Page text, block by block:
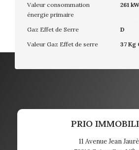
Valeur consommation
énergie primaire
261
Gaz Effet de Serre
D
Valeur Gaz Effet de serre
37 Kg
PRIO
11 Avenue Jean